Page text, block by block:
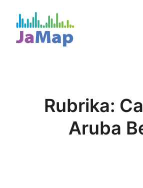
Přeskočit
obsah
Rubrika:
Aruba